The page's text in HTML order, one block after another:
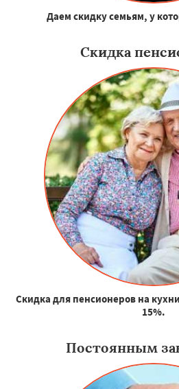
Даем скидку семьям, у
Скидка
Скидка для пенсионеров на
15%.
Постоянным